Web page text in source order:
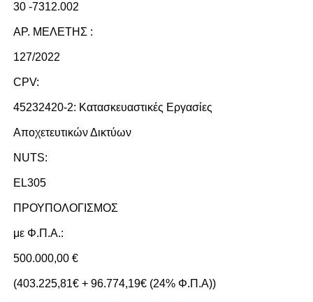
30 -7312.002
ΑΡ. ΜΕΛΕΤΗΣ :
127/2022
CPV:
45232420-2: Κατασκευαστικές Εργασίες
Αποχετευτικών Δικτύων
NUTS:
EL305
ΠΡΟΥΠΟΛΟΓΙΣΜΟΣ
με Φ.Π.Α.:
500.000,00 €
(403.225,81€ + 96.774,19€ (24% Φ.Π.Α))